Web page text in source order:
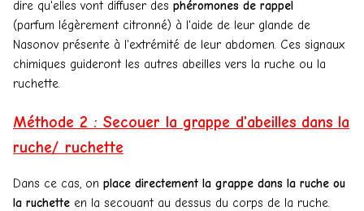
dire qu'elles vont diffuser des phéromones de rappel
(parfum légèrement citronné) à l'aide de leur glande de
Nasonov présente à l'extrémité de leur abdomen. Ces signaux
chimiques guideront les autres abeilles vers la ruche ou la
ruchette.
Méthode 2 : Secouer la grappe d'abeilles dans la
ruche/ ruchette
Dans ce cas, on place directement la grappe dans la ruche ou
la ruchette en la secouant au dessus du corps de la ruche.